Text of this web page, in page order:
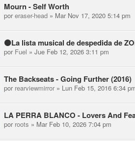
Mourn - Self Worth
poreraser-head » Mar Nov 17, 2020 5:14 pm
⚫La lista musical de despedida de
por Fuel » Jue Feb 12, 2026 3:11 pm
The Backseats - Going Further (2016)
por rearviewmirror » Lun Feb 15, 2016 6:34
LA PERRA BLANCO - Lovers And
por roots » Mar Feb 10, 2026 7:04 pm